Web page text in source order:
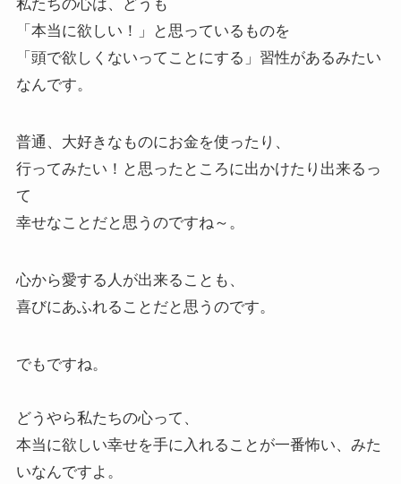
私たちの心は、どうも
「本当に欲しい！」と思っているものを
「頭で欲しくないってことにする」習性があるみたい
なんです。
普通、大好きなものにお金を使ったり、
行ってみたい！と思ったところに出かけたり出来るっ
て
幸せなことだと思うのですね～。
心から愛する人が出来ることも、
喜びにあふれることだと思うのです。
でもですね。
どうやら私たちの心って、
本当に欲しい幸せを手に入れることが一番怖い、みた
いなんですよ。